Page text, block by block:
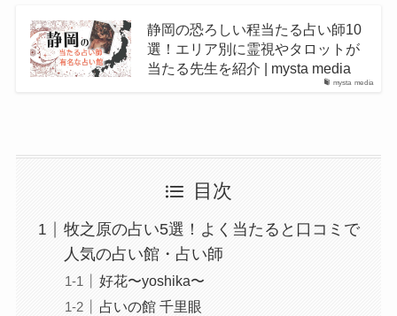
mysta media
静岡の恐ろしい程当たる占い師10
選！エリア別に霊視やタロットが
当たる先生を紹介 | mysta media
目次
牧之原の占い5選！よく当たると口コミで
人気の占い館・占い師
好花〜yoshika〜
占いの館 千里眼